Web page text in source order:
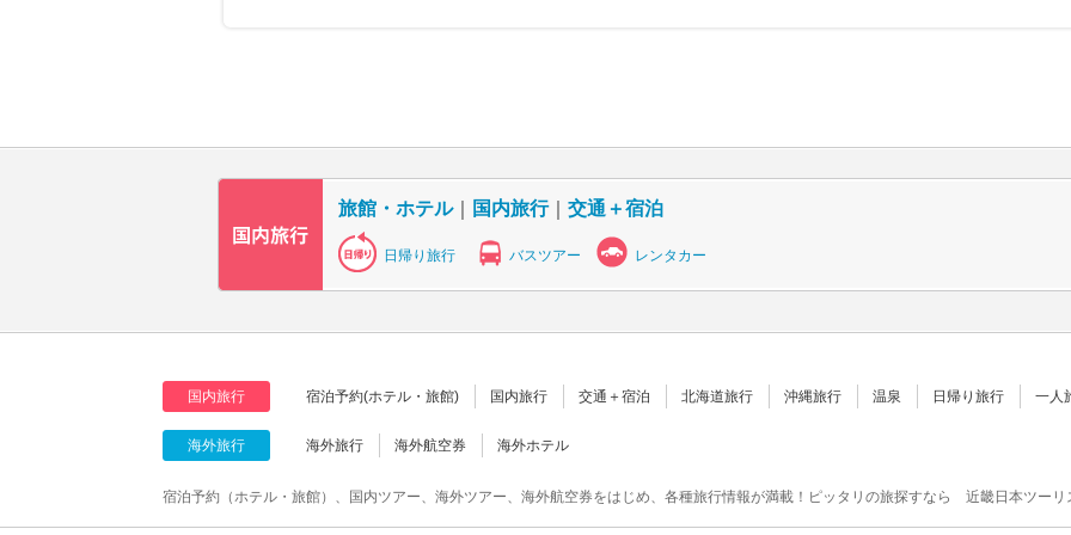
旅館・ホテル｜ 国内旅行｜ 交通＋宿泊
日帰り旅行 バスツアー レンタカー
国内旅行 宿泊予約(ホテル・旅館) 国内旅行 交通＋宿泊 北海道旅行 沖縄旅行 温泉 日帰り旅行 一人
海外旅行 海外旅行 海外航空券 海外ホテル
宿泊予約（ホテル・旅館）、国内ツアー、海外ツアー、海外航空券をはじめ、各種旅行情報が満載！ピッタリの旅探すなら 近畿日本ツーリ